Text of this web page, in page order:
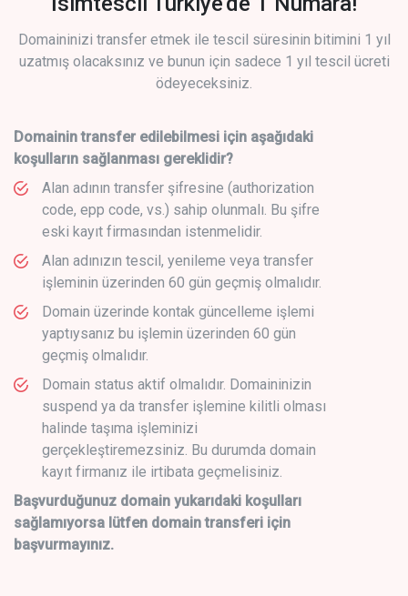
Domaininizi transfer etmek ile tescil süresinin bitimini 1 yıl
uzatmış olacaksınız ve bunun için sadece 1 yıl tescil ücreti
ödeyeceksiniz.
Domainin transfer edilebilmesi için aşağıdaki
koşulların sağlanması gereklidir?
Alan adının transfer şifresine (authorization
code, epp code, vs.) sahip olunmalı. Bu şifre
eski kayıt firmasından istenmelidir.
Alan adınızın tescil, yenileme veya transfer
işleminin üzerinden 60 gün geçmiş olmalıdır.
Domain üzerinde kontak güncelleme işlemi
yaptıysanız bu işlemin üzerinden 60 gün
geçmiş olmalıdır.
Domain status aktif olmalıdır. Domaininizin
suspend ya da transfer işlemine kilitli olması
halinde taşıma işleminizi
gerçekleştiremezsiniz. Bu durumda domain
kayıt firmanız ile irtibata geçmelisiniz.
Başvurduğunuz domain yukarıdaki koşulları
sağlamıyorsa lütfen domain transferi için
başvurmayınız.